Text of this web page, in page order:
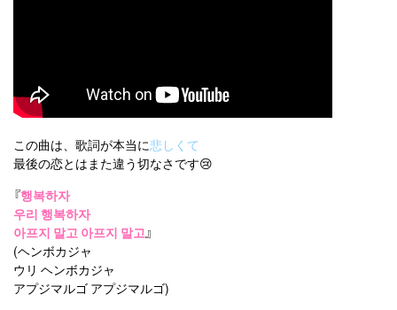
この曲は、歌詞が本当に悲しくて
最後の恋とはまた違う切なさです😢
『행복하자
우리 행복하자
아프지 말고 아프지 말고』
(ヘンボカジャ
ウリ ヘンボカジャ
アプジマルゴ アプジマルゴ)